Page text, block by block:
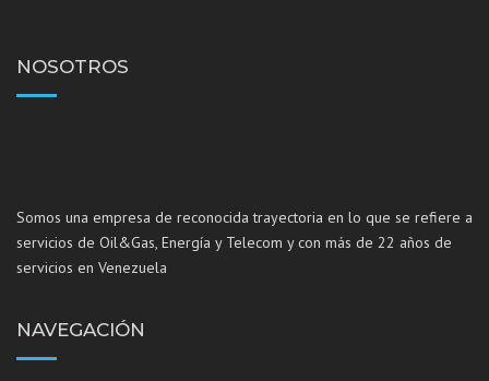
NOSOTROS
Somos una empresa de reconocida trayectoria en lo que se refiere a
servicios de Oil&Gas, Energía y Telecom y con más de 22 años de
servicios en Venezuela
NAVEGACIÓN